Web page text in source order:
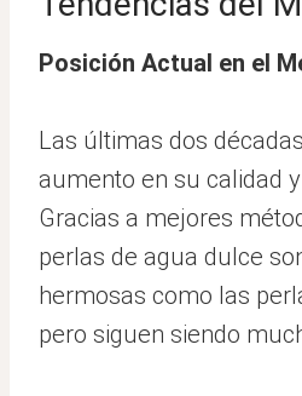
Posición Actual en el
Las últimas dos
aumento en su calidad
Gracias a mejores
perlas de agua dulce
hermosas como las
pero siguen siendo